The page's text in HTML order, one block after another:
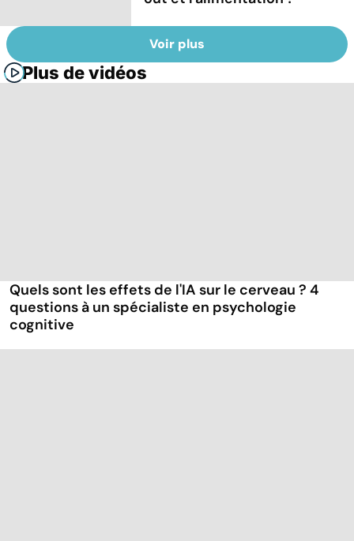
Voir plus
Plus de vidéos
Quels sont les effets de l'IA sur le cerveau ? 4
questions à un spécialiste en psychologie
cognitive